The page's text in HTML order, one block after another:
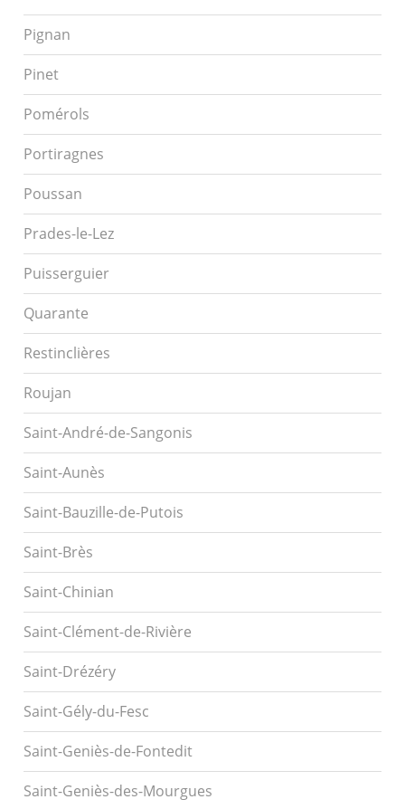
Pignan
Pinet
Pomérols
Portiragnes
Poussan
Prades-le-Lez
Puisserguier
Quarante
Restinclières
Roujan
Saint-André-de-Sangonis
Saint-Aunès
Saint-Bauzille-de-Putois
Saint-Brès
Saint-Chinian
Saint-Clément-de-Rivière
Saint-Drézéry
Saint-Gély-du-Fesc
Saint-Geniès-de-Fontedit
Saint-Geniès-des-Mourgues